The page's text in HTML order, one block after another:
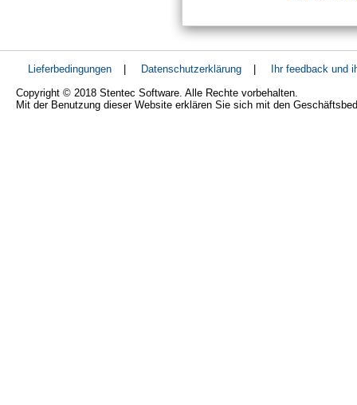
Lieferbedingungen Datenschutzerklärung
Ihr feedback und
Copyright © 2018 Stentec Software. Alle Rechte vorbehalten.
Mit der Benutzung dieser Website erklären Sie sich mit den